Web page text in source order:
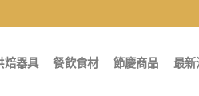
焙器具 餐飲食材 節慶商品 最新